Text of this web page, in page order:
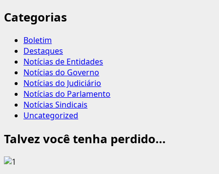
Categorias
Boletim
Destaques
Notícias de Entidades
Notícias do Governo
Notícias do Judiciário
Notícias do Parlamento
Notícias Sindicais
Uncategorized
Talvez você tenha perdido...